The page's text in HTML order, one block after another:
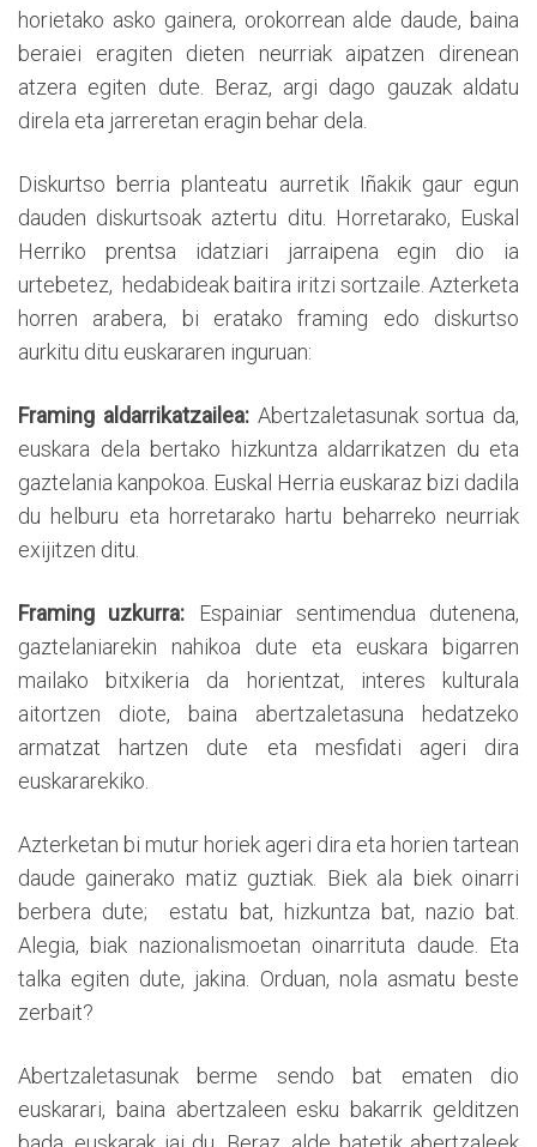
horietako asko gainera, orokorrean alde daude, baina
beraiei eragiten dieten neurriak aipatzen direnean
atzera egiten dute. Beraz, argi dago gauzak aldatu
direla eta jarreretan eragin behar dela.
Diskurtso berria planteatu aurretik Iñakik gaur egun
dauden diskurtsoak aztertu ditu. Horretarako, Euskal
Herriko prentsa idatziari jarraipena egin dio ia
urtebetez, hedabideak baitira iritzi sortzaile. Azterketa
horren arabera, bi eratako framing edo diskurtso
aurkitu ditu euskararen inguruan:
Framing aldarrikatzailea: Abertzaletasunak sortua da,
euskara dela bertako hizkuntza aldarrikatzen du eta
gaztelania kanpokoa. Euskal Herria euskaraz bizi dadila
du helburu eta horretarako hartu beharreko neurriak
exijitzen ditu.
Framing uzkurra:
Espainiar sentimendua dutenena,
gaztelaniarekin nahikoa dute eta euskara bigarren
mailako bitxikeria da horientzat, interes kulturala
aitortzen diote, baina abertzaletasuna hedatzeko
armatzat hartzen dute eta mesfidati ageri dira
euskararekiko.
Azterketan bi mutur horiek ageri dira eta horien tartean
daude gainerako matiz guztiak. Biek ala biek oinarri
berbera dute; estatu bat, hizkuntza bat, nazio bat.
Alegia, biak nazionalismoetan oinarrituta daude. Eta
talka egiten dute, jakina. Orduan, nola asmatu beste
zerbait?
Abertzaletasunak berme sendo bat ematen dio
euskarari, baina abertzaleen esku bakarrik gelditzen